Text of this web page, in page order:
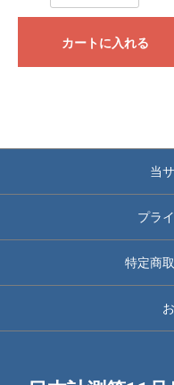
カートに入れる
当
プラ
特定商